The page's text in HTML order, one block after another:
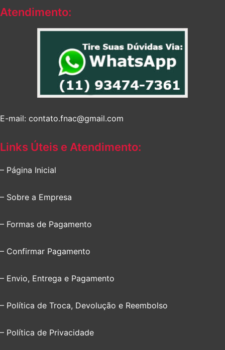
Atendimento:
E-mail: contato.fnac@gmail.com
Links Úteis e Atendimento:
– Página Inicial
– Sobre a Empresa
– Formas de Pagamento
– Confirmar Pagamento
– Envio, Entrega e Pagamento
– Política de Troca, Devolução e Reembolso
– Política de Privacidade